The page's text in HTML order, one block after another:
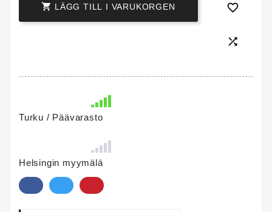
 LÄGG TILL I VARUKORGEN 

Turku / Päävarasto
Helsingin myymälä